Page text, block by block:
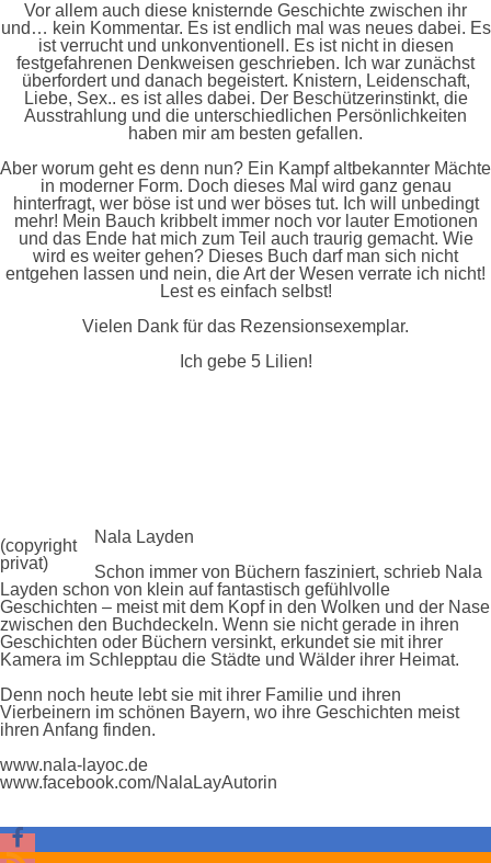
Vor allem auch diese knisternde Geschichte zwischen ihr
und… kein Kommentar. Es ist endlich mal was neues dabei. Es
ist verrucht und unkonventionell. Es ist nicht in diesen
festgefahrenen Denkweisen geschrieben. Ich war zunächst
überfordert und danach begeistert. Knistern, Leidenschaft,
Liebe, Sex.. es ist alles dabei. Der Beschützerinstinkt, die
Ausstrahlung und die unterschiedlichen Persönlichkeiten
haben mir am besten gefallen.
Aber worum geht es denn nun? Ein Kampf altbekannter Mächte
in moderner Form. Doch dieses Mal wird ganz genau
hinterfragt, wer böse ist und wer böses tut. Ich will unbedingt
mehr! Mein Bauch kribbelt immer noch vor lauter Emotionen
und das Ende hat mich zum Teil auch traurig gemacht. Wie
wird es weiter gehen? Dieses Buch darf man sich nicht
entgehen lassen und nein, die Art der Wesen verrate ich nicht!
Lest es einfach selbst!
Vielen Dank für das Rezensionsexemplar.
Ich gebe 5 Lilien!
(copyright
privat)
Nala Layden
Schon immer von Büchern fasziniert, schrieb Nala
Layden schon von klein auf fantastisch gefühlvolle
Geschichten – meist mit dem Kopf in den Wolken und der Nase
zwischen den Buchdeckeln. Wenn sie nicht gerade in ihren
Geschichten oder Büchern versinkt, erkundet sie mit ihrer
Kamera im Schlepptau die Städte und Wälder ihrer Heimat.
Denn noch heute lebt sie mit ihrer Familie und ihren
Vierbeinern im schönen Bayern, wo ihre Geschichten meist
ihren Anfang finden.
www.nala-layoc.de
www.facebook.com/NalaLayAutorin